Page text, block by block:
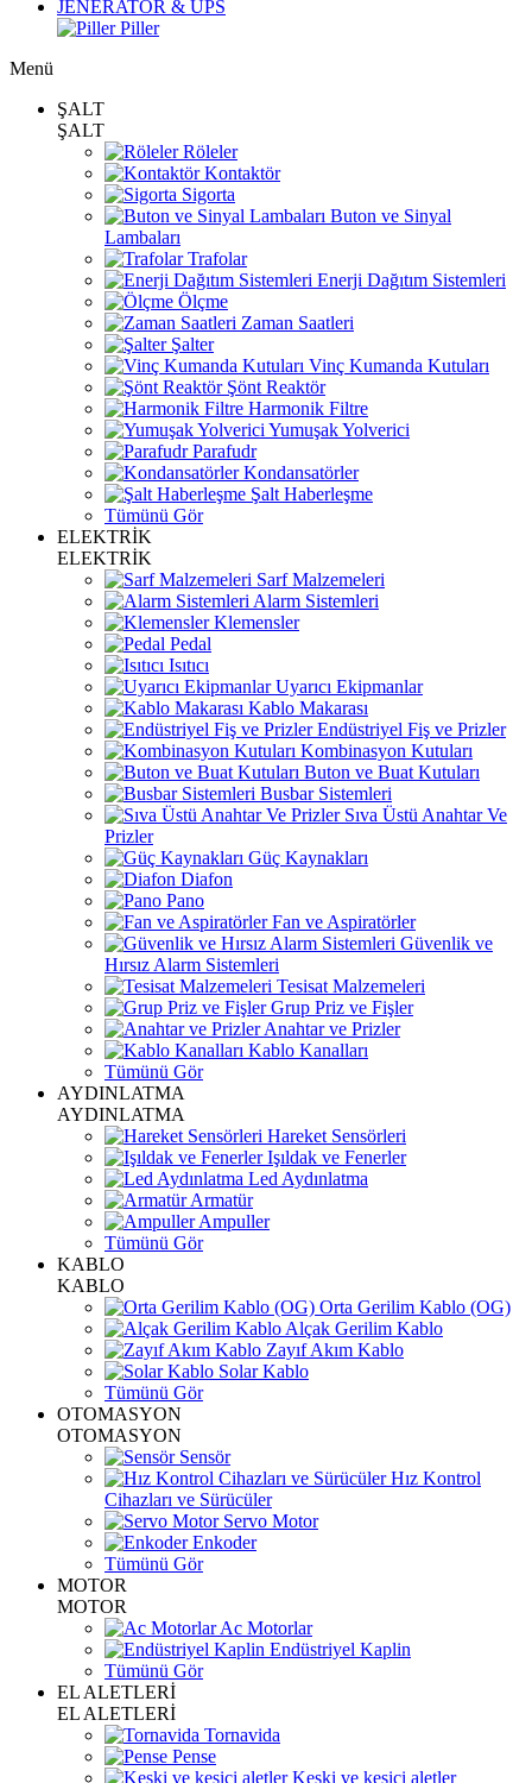
JENERATÖR & UPS
Piller
Menü
ŞALT
ŞALT
Röleler
Kontaktör
Sigorta
Buton ve Sinyal
Lambaları
Trafolar
Enerji Dağıtım Sistemleri
Ölçme
Zaman Saatleri
Şalter
Vinç Kumanda Kutuları
Şönt Reaktör
Harmonik Filtre
Yumuşak Yolverici
Parafudr
Kondansatörler
Şalt Haberleşme
Tümünü Gör
ELEKTRİK
ELEKTRİK
Sarf Malzemeleri
Alarm Sistemleri
Klemensler
Pedal
Isıtıcı
Uyarıcı Ekipmanlar
Kablo Makarası
Endüstriyel Fiş ve Prizler
Kombinasyon Kutuları
Buton ve Buat Kutuları
Busbar Sistemleri
Sıva Üstü Anahtar Ve
Prizler
Güç Kaynakları
Diafon
Pano
Fan ve Aspiratörler
Güvenlik ve
Hırsız Alarm Sistemleri
Tesisat Malzemeleri
Grup Priz ve Fişler
Anahtar ve Prizler
Kablo Kanalları
Tümünü Gör
AYDINLATMA
AYDINLATMA
Hareket Sensörleri
Işıldak ve Fenerler
Led Aydınlatma
Armatür
Ampuller
Tümünü Gör
KABLO
KABLO
Orta Gerilim Kablo (OG)
Alçak Gerilim Kablo
Zayıf Akım Kablo
Solar Kablo
Tümünü Gör
OTOMASYON
OTOMASYON
Sensör
Hız Kontrol
Cihazları ve Sürücüler
Servo Motor
Enkoder
Tümünü Gör
MOTOR
MOTOR
Ac Motorlar
Endüstriyel Kaplin
Tümünü Gör
EL ALETLERİ
EL ALETLERİ
Tornavida
Pense
Keski ve kesici aletler